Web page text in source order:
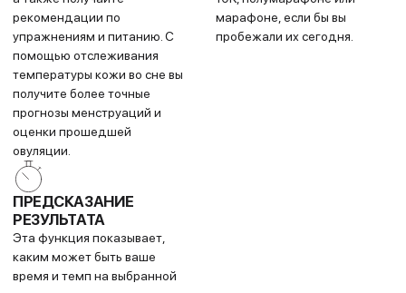
тренировки: HIIT, силовые,
кардио, йогу, пилатес и
мобильность — чтобы
ТРЕНИРОВКА
ТРИАТЛОН И
МУЛЬТИСПОРТ
Автоматически фиксируйте
сегменты с готовыми
ЗАПЯСТЬЯ
Отслеживайте прилагаемую
мощность на трейле или